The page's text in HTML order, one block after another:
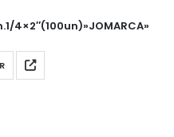
4×2″(100un)»JOMARCA»